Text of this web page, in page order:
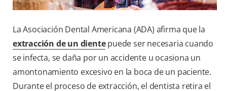
La Asociación Dental Americana (ADA) afirma que la
extracción de un dientepuede ser necesaria cuando
se infecta, se daña por un accidente u ocasiona un
amontonamiento excesivo en la boca de un paciente.
Durante el proceso de extracción, el dentista retira el